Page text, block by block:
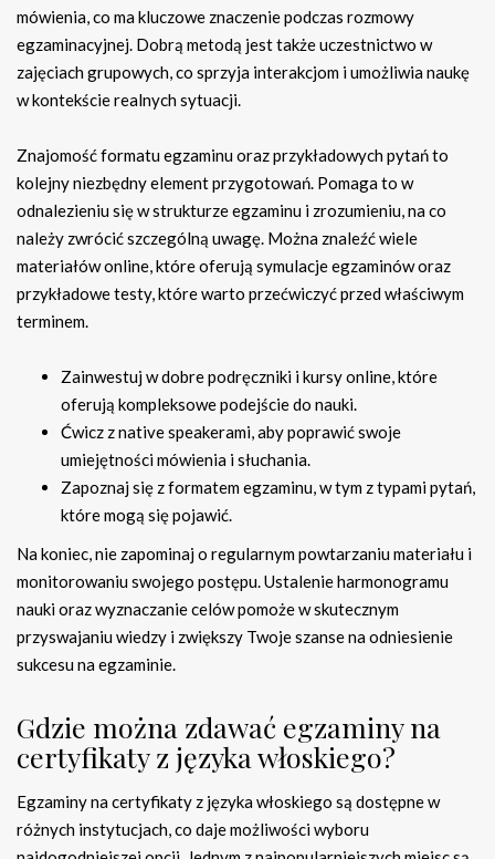
mówienia, co ma kluczowe znaczenie podczas rozmowy
egzaminacyjnej. Dobrą metodą jest także uczestnictwo w
zajęciach grupowych, co sprzyja interakcjom i umożliwia naukę
w kontekście realnych sytuacji.
Znajomość formatu egzaminu oraz przykładowych pytań to
kolejny niezbędny element przygotowań. Pomaga to w
odnalezieniu się w strukturze egzaminu i zrozumieniu, na co
należy zwrócić szczególną uwagę. Można znaleźć wiele
materiałów online, które oferują symulacje egzaminów oraz
przykładowe testy, które warto przećwiczyć przed właściwym
terminem.
Zainwestuj w dobre podręczniki i kursy online, które
oferują kompleksowe podejście do nauki.
Ćwicz z native speakerami, aby poprawić swoje
umiejętności mówienia i słuchania.
Zapoznaj się z formatem egzaminu, w tym z typami pytań,
które mogą się pojawić.
Na koniec, nie zapominaj o regularnym powtarzaniu materiału i
monitorowaniu swojego postępu. Ustalenie harmonogramu
nauki oraz wyznaczanie celów pomoże w skutecznym
przyswajaniu wiedzy i zwiększy Twoje szanse na odniesienie
sukcesu na egzaminie.
Gdzie można zdawać egzaminy na
certyfikaty z języka włoskiego?
Egzaminy na certyfikaty z języka włoskiego są dostępne w
różnych instytucjach, co daje możliwości wyboru